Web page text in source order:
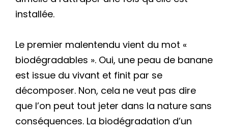
installée.
Le premier malentendu vient du mot «
biodégradables ». Oui, une peau de banane
est issue du vivant et finit par se
décomposer. Non, cela ne veut pas dire
que l’on peut tout jeter dans la nature sans
conséquences. La biodégradation d’un